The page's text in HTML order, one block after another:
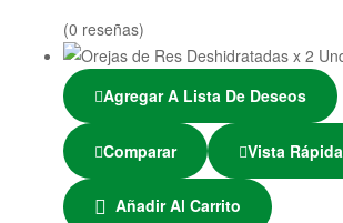
(0 reseñas)
Agregar A Lista De Deseos
Comparar Vista Rápida
Añadir Al Carrito